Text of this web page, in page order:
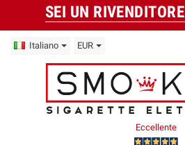
SEI UN
Italiano EUR
Eccellente